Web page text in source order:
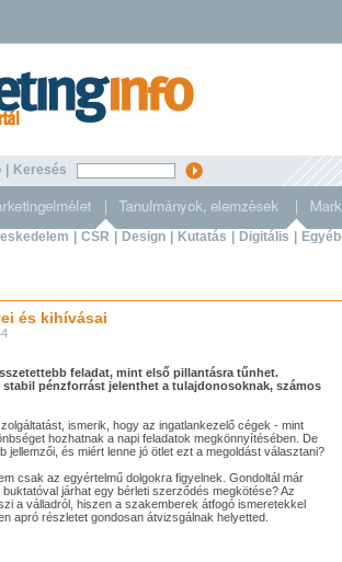
Keresés
CSR Design Kutatás Digitális Egyéb
és kihívásai
feladat, mint első pillantásra tűnhet.
pénzforrást jelenthet a tulajdonosoknak, számos
ismerik, hogy az ingatlankezelő cégek - mint
hozhatnak a napi feladatok megkönnyítésében. De
jellemzői, és miért lenne jó ötlet ezt a megoldást választani?
csak az egyértelmű dolgokra figyelnek. Gondoltál már
járhat egy bérleti szerződés megkötése? Az
a válladról, hiszen a szakemberek átfogó ismeretekkel
apró részletet gondosan átvizsgálnak helyetted.